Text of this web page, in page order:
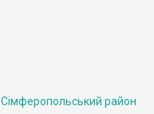
Сімферопольський район